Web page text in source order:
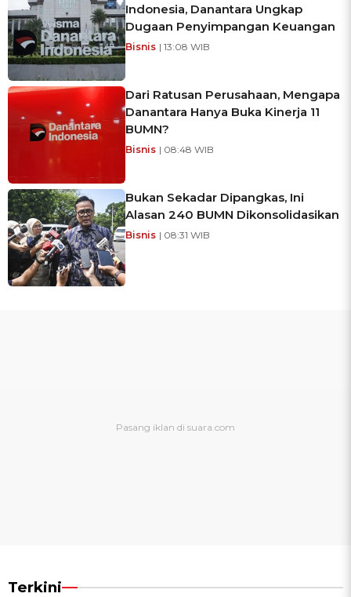
Indonesia, Danantara Ungkap
Dugaan Penyimpangan Keuangan
Bisnis | 13:08 WIB
Dari Ratusan Perusahaan, Mengapa
Danantara Hanya Buka Kinerja 11
BUMN?
Bisnis | 08:48 WIB
Bukan Sekadar Dipangkas, Ini
Alasan 240 BUMN Dikonsolidasikan
Bisnis | 08:31 WIB
Terkini